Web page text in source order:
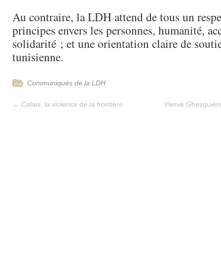
Au contraire, la LDH attend de tous un
principes envers les personnes, humanité,
solidarité ; et une orientation claire de
tunisienne.
Communiqués de la LDH
← Calais, la violence de la frontière Hervé